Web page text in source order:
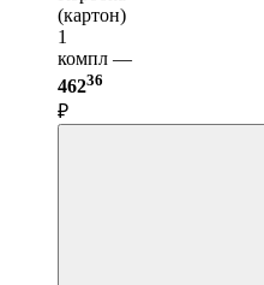
(картон)
1
компл —
46236
₽